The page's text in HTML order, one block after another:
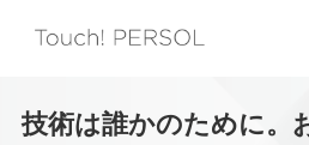
技術は誰かのために。